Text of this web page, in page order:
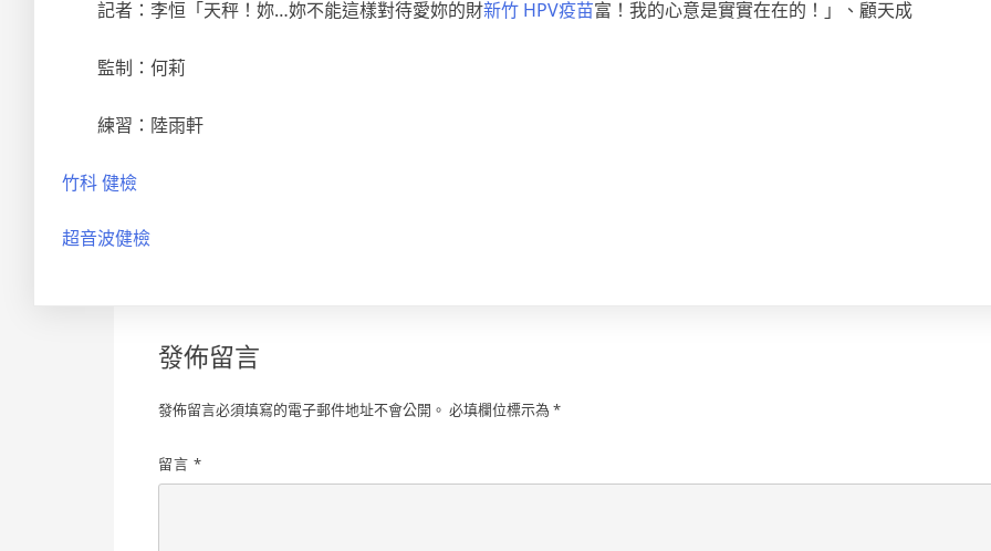
記者：李恒「天秤！妳…妳不能這樣對待愛妳的財新竹 HPV疫苗富！我的心意是實實在在的！」、顧天成
監制：何莉
練習：陸雨軒
竹科 健檢
超音波健檢
發佈留言
發佈留言必須填寫的電子郵件地址不會公開。 必填欄位標示為*
留言*